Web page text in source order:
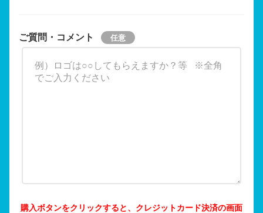
ご質問・コメント
購入ボタンをクリックすると、クレジットカード決済の画面